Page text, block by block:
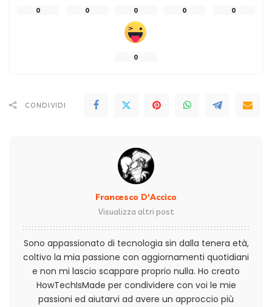
0 0 0 0 0
0
CONDIVIDI
Francesco D'Accico
Visualizza altri post
Sono appassionato di tecnologia sin dalla tenera età,
coltivo la mia passione con aggiornamenti quotidiani
e non mi lascio scappare proprio nulla. Ho creato
HowTechIsMade per condividere con voi le mie
passioni ed aiutarvi ad avere un approccio più